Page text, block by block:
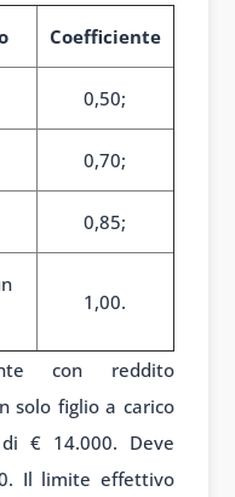
Coefficiente
0,50;
0,70;
0,85;
1,00.
con reddito
solo figlio a carico
€ 14.000. Deve
Il limite effettivo